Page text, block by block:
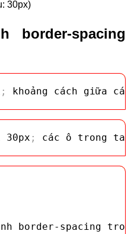
30px)
border-spacing
; khoảng cách giữa
30px ; các ô trong
border-spacing